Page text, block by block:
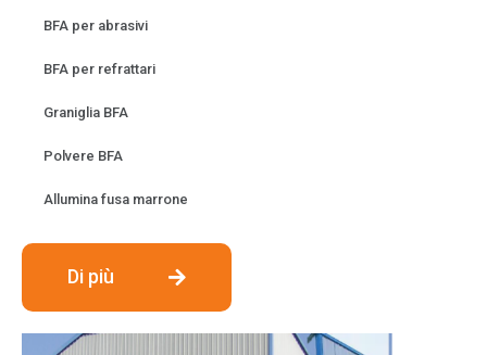
BFA per abrasivi
BFA per refrattari
Graniglia BFA
Polvere BFA
Allumina fusa marrone
Di più